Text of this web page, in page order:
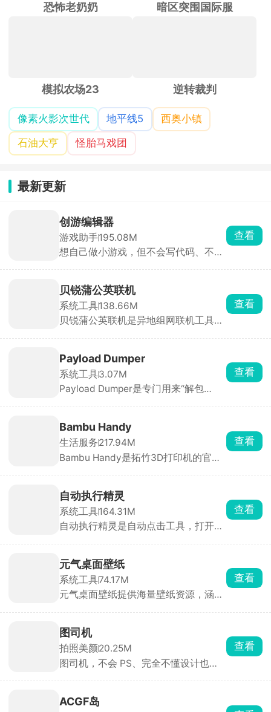
恐怖老奶奶 暗区突围国际服
模拟农场23 逆转裁判
像素火影次世代 地平线5
西奥小镇
石油大亨
怪胎马戏团
最新更新
创游编辑器
游戏助手195.08M
想自己做小游戏，但不会写代码、不会
新手照着模板改一改，十几分钟就能做
出一张可玩的关卡。做完作品一键发布
到社区，全网玩家都能玩你做的游戏，
还能刷别人做的小游戏玩。除了做游
查看
贝锐蒲公英联机
系统工具138.66M
贝锐蒲公英联机是异地组网联机工具，
的游戏，所有人都装上这个APP，房主
直接选游戏开房间，把房间号发给朋
友，对方输入房间号加入组网，俩人就
跟一个房间连一个WiFi一样，进游戏局
设备，功能很实在。
查看
Payload Dumper
系统工具3.07M
Payload Dumper是专门用来“解包
boot.img、system.img、vendor.img
等独立镜像文件，方便刷机、Root、救
砖或做 ROM 对比。自带文件选择器 +
进度条，无需敲命令。摆脱电脑与命令
利器 。
查看
Bambu Handy
生活服务217.94M
Bambu Handy是拓竹3D打印机的官方
STL。打印结束后自动生成15s缩时短
片，可直接保存到相册。同一账号可绑
定多台打印机，实时查看剩余耗材、打
印进度。打印完成、耗材耗尽、温度异
查看
自动执行精灵
系统工具164.31M
自动执行精灵是自动点击工具，打开无
循环回放，能调点击快慢、按压时长、
循环次数。日常能用的场景特别多，手
游挂机收资源、重复日常任务，各类
APP 每日一键签到，看小说、短视频设
查看
元气桌面壁纸
系统工具74.17M
元气桌面壁纸提供海量壁纸资源，涵盖
分壁纸支持用户自定义互动效果，如根
据鼠标位置变化、点击触发动画等，让
桌面更加个性化。同时提供多种主题和
皮肤选择，用户可以根据个人喜好自定
以根据需求自由选择和调整。
查看
图司机
拍照美颜20.25M
图司机，不会 PS、完全不懂设计也能
片，就能直接保存导出，十几秒就能做
出一张像样的海报，不用花钱找美工。
查看
ACGF岛